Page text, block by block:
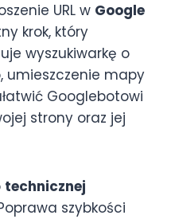
URL w Google
krok, który
wyszukiwarkę o
umieszczenie mapy
Googlebotowi
strony oraz jej
technicznej
szybkości